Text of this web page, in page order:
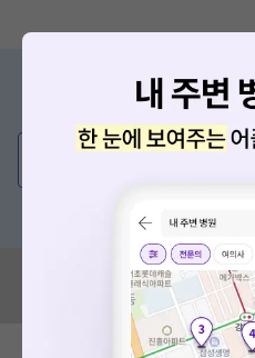
증상/치료, 궁금
💬 무엇이든 물어보세요
혹시 잘못된 병원정보가 있나
모두닥 팀에 알려주세요!